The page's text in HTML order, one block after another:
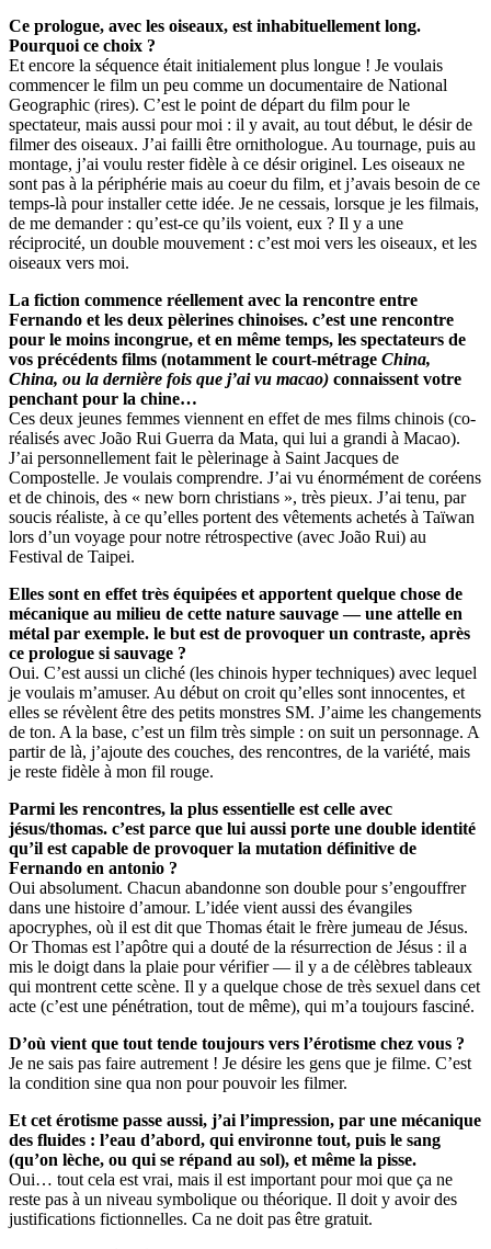
Ce prologue, avec les oiseaux, est inhabituellement long.
Pourquoi ce choix ?
Et encore la séquence était initialement plus longue ! Je voulais
commencer le film un peu comme un documentaire de National
Geographic (rires). C’est le point de départ du film pour le
spectateur, mais aussi pour moi : il y avait, au tout début, le désir de
filmer des oiseaux. J’ai failli être ornithologue. Au tournage, puis au
montage, j’ai voulu rester fidèle à ce désir originel. Les oiseaux ne
sont pas à la périphérie mais au coeur du film, et j’avais besoin de ce
temps-là pour installer cette idée. Je ne cessais, lorsque je les filmais,
de me demander : qu’est-ce qu’ils voient, eux ? Il y a une
réciprocité, un double mouvement : c’est moi vers les oiseaux, et les
oiseaux vers moi.
La fiction commence réellement avec la rencontre entre
Fernando et les deux pèlerines chinoises. c’est une rencontre
pour le moins incongrue, et en même temps, les spectateurs de
vos précédents films (notamment le court-métrage China,
China, ou la dernière fois que j’ai vu macao) connaissent votre
penchant pour la chine…
Ces deux jeunes femmes viennent en effet de mes films chinois (co-
réalisés avec João Rui Guerra da Mata, qui lui a grandi à Macao).
J’ai personnellement fait le pèlerinage à Saint Jacques de
Compostelle. Je voulais comprendre. J’ai vu énormément de coréens
et de chinois, des « new born christians », très pieux. J’ai tenu, par
soucis réaliste, à ce qu’elles portent des vêtements achetés à Taïwan
lors d’un voyage pour notre rétrospective (avec João Rui) au
Festival de Taipei.
Elles sont en effet très équipées et apportent quelque chose de
mécanique au milieu de cette nature sauvage—une attelle en
métal par exemple. le but est de provoquer un contraste, après
ce prologue si sauvage ?
Oui. C’est aussi un cliché (les chinois hyper techniques) avec lequel
je voulais m’amuser. Au début on croit qu’elles sont innocentes, et
elles se révèlent être des petits monstres SM. J’aime les changements
de ton. A la base, c’est un film très simple : on suit un personnage. A
partir de là, j’ajoute des couches, des rencontres, de la variété, mais
je reste fidèle à mon fil rouge.
Parmi les rencontres, la plus essentielle est celle avec
jésus/thomas. c’est parce que lui aussi porte une double identité
qu’il est capable de provoquer la mutation définitive de
Fernando en antonio ?
Oui absolument. Chacun abandonne son double pour s’engouffrer
dans une histoire d’amour. L’idée vient aussi des évangiles
apocryphes, où il est dit que Thomas était le frère jumeau de Jésus.
Or Thomas est l’apôtre qui a douté de la résurrection de Jésus : il a
mis le doigt dans la plaie pour vérifier — il y a de célèbres tableaux
qui montrent cette scène. Il y a quelque chose de très sexuel dans cet
acte (c’est une pénétration, tout de même), qui m’a toujours fasciné.
D’où vient que tout tende toujours vers l’érotisme chez vous ?
Je ne sais pas faire autrement ! Je désire les gens que je filme. C’est
la condition sine qua non pour pouvoir les filmer.
Et cet érotisme passe aussi, j’ai l’impression, par une mécanique
des fluides : l’eau d’abord, qui environne tout, puis le sang
(qu’on lèche, ou qui se répand au sol), et même la pisse.
Oui… tout cela est vrai, mais il est important pour moi que ça ne
reste pas à un niveau symbolique ou théorique. Il doit y avoir des
justifications fictionnelles. Ca ne doit pas être gratuit.